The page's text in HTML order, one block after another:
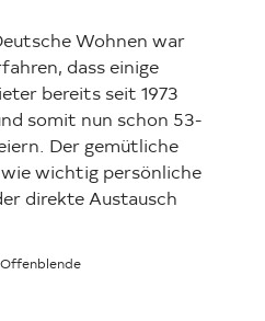
Wohnen war
dass einige
bereits seit 1973
somit nun schon 53-
Der gemütliche
wichtig persönliche
direkte Austausch